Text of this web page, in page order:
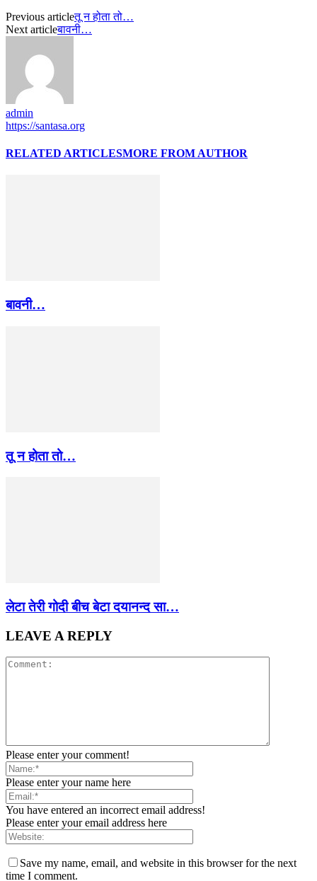
Previous articleतू न होता तो…
Next articleबावनी…
admin
https://santasa.org
RELATED ARTICLESMORE FROM AUTHOR
बावनी…
तू न होता तो…
लेटा तेरी गोदी बीच बेटा दयानन्द सा…
LEAVE A REPLY
Please enter your comment!
Please enter your name here
You have entered an incorrect email address!
Please enter your email address here
Save my name, email, and website in this browser for the next
time I comment.